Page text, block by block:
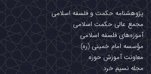
پژوهشنامه حکمت و فلسفه اسلامی
مجمع عالی حکمت اسلامی
آموزه‌های فلسفه اسلامی
مؤسسه امام خمینی (ره)
معاونت آموزش حوزه
مجله نسیم خرد